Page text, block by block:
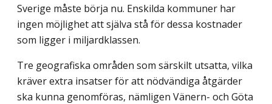
Sverige måste börja nu. Enskilda kommuner har
ingen möjlighet att själva stå för dessa kostnader
som ligger i miljardklassen.
Tre geografiska områden som särskilt utsatta, vilka
kräver extra insatser för att nödvändiga åtgärder
ska kunna genomföras, nämligen Vänern- och Göta